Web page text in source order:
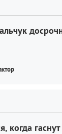
когда